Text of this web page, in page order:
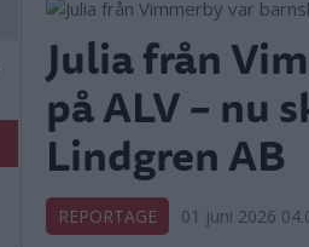
Julia från
på ALV – nu
Lindgren AB
REPORTAGE 01 juni 2026